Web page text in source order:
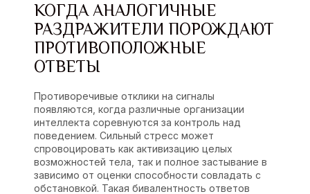
КОГДА АНАЛОГИЧНЫЕ
РАЗДРАЖИТЕЛИ ПОРОЖДАЮТ
ПРОТИВОПОЛОЖНЫЕ
ОТВЕТЫ
Противоречивые отклики на сигналы
появляются, когда различные организации
интеллекта соревнуются за контроль над
поведением. Сильный стресс может
спровоцировать как активизацию целых
возможностей тела, так и полное застывание в
зависимо от оценки способности совладать с
обстановкой. Такая бивалентность ответов